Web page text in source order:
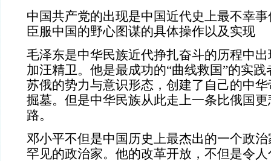
中国共产党的出现是中国近代史上最不幸
臣服中国的野心图谋的具体操作以及实现
毛泽东是中华民族近代挣扎奋斗的历程中
加汪精卫。他是最成功的“曲线救国”的实
苏俄的势力与意识形态，创建了自己的中
掘墓。但是中华民族从此走上一条比俄国
路。
邓小平不但是中国历史上最杰出的一个政
罕见的政治家。他的改革开放，不但是令